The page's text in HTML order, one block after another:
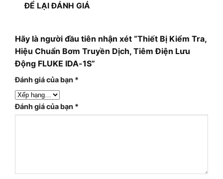
ĐỂ LẠI ĐÁNH GIÁ
Hãy là người đầu tiên nhận xét “Thiết Bị Kiểm Tra,
Hiệu Chuẩn Bơm Truyền Dịch, Tiêm Điện Lưu
Động FLUKE IDA-1S”
Đánh giá của bạn *
Đánh giá của bạn *